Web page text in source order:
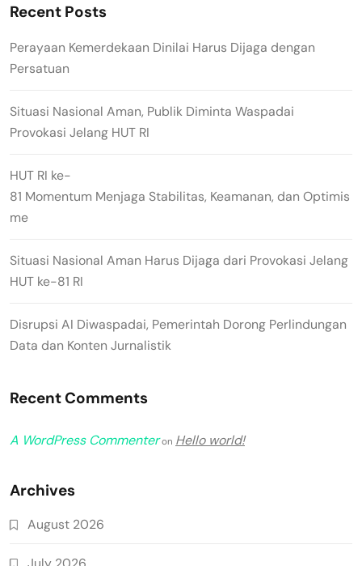
Recent Posts
Perayaan Kemerdekaan Dinilai Harus Dijaga dengan
Persatuan
Situasi Nasional Aman, Publik Diminta Waspadai
Provokasi Jelang HUT RI
HUT RI ke-
81 Momentum Menjaga Stabilitas, Keamanan, dan Optimis
me
Situasi Nasional Aman Harus Dijaga dari Provokasi Jelang
HUT ke-81 RI
Disrupsi AI Diwaspadai, Pemerintah Dorong Perlindungan
Data dan Konten Jurnalistik
Recent Comments
A WordPress Commenteron Hello world!
Archives
August 2026